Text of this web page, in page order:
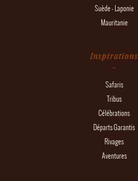
Suède - Laponie
Mauritanie
Inspirations
Safaris
Tribus
Célébrations
Départs Garantis
Rivages
Aventures